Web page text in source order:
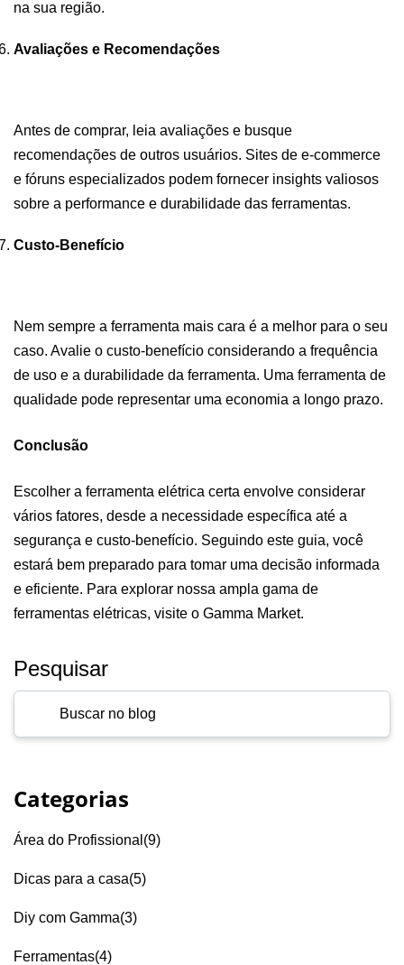
na sua região.
Avaliações e Recomendações
Antes de comprar, leia avaliações e busque
recomendações de outros usuários. Sites de e-commerce
e fóruns especializados podem fornecer insights valiosos
sobre a performance e durabilidade das ferramentas.
Custo-Benefício
Nem sempre a ferramenta mais cara é a melhor para o seu
caso. Avalie o custo-benefício considerando a frequência
de uso e a durabilidade da ferramenta. Uma ferramenta de
qualidade pode representar uma economia a longo prazo.
Conclusão
Escolher a ferramenta elétrica certa envolve considerar
vários fatores, desde a necessidade específica até a
segurança e custo-benefício. Seguindo este guia, você
estará bem preparado para tomar uma decisão informada
e eficiente. Para explorar nossa ampla gama de
ferramentas elétricas, visite o Gamma Market.
Pesquisar
Categorias
Área do Profissional(9)
Dicas para a casa(5)
Diy com Gamma(3)
Ferramentas(4)